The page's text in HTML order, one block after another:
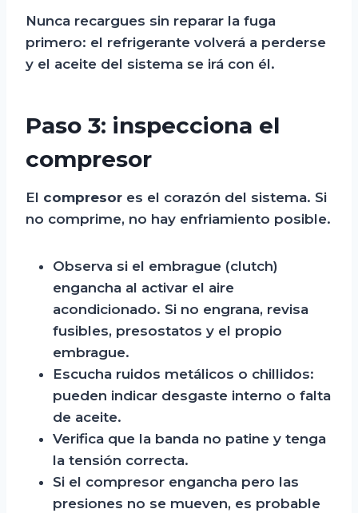
Nunca recargues sin reparar la fuga
primero: el refrigerante volverá a perderse
y el aceite del sistema se irá con él.
Paso 3: inspecciona el
compresor
El compresor es el corazón del sistema. Si
no comprime, no hay enfriamiento posible.
Observa si el embrague (clutch)
engancha al activar el aire
acondicionado. Si no engrana, revisa
fusibles, presostatos y el propio
embrague.
Escucha ruidos metálicos o chillidos:
pueden indicar desgaste interno o falta
de aceite.
Verifica que la banda no patine y tenga
la tensión correcta.
Si el compresor engancha pero las
presiones no se mueven, es probable